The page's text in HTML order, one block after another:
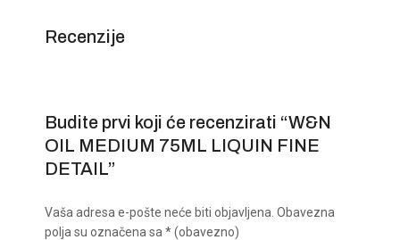
Recenzije
Budite prvi koji će recenzirati “W&N
OIL MEDIUM 75ML LIQUIN FINE
DETAIL”
Vaša adresa e-pošte neće biti objavljena. Obavezna
polja su označena sa * (obavezno)